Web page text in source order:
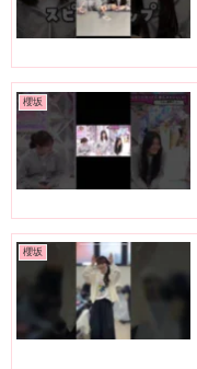
櫻坂
櫻坂